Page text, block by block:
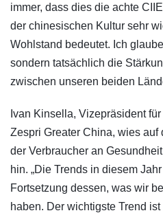
immer, dass dies die achte
der chinesischen Kultur sehr
Wohlstand bedeutet. Ich
sondern tatsächlich die
zwischen unseren beiden
Ivan Kinsella, Vizepräsident
Zespri Greater China, wies
der Verbraucher an
hin. „Die Trends in diesem
Fortsetzung dessen, was wir
haben. Der wichtigste Trend